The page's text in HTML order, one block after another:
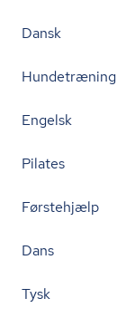
Dansk
Hundetræning
Engelsk
Pilates
Førstehjælp
Dans
Tysk